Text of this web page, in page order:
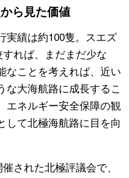
ら見た価値
実績は約100隻。スエズ
れば、まだまだ少な
なことを考えれば、近い
な大海航路に成長するこ
エネルギー安全保障の観
して北極海航路に目を向
された北極評議会で、